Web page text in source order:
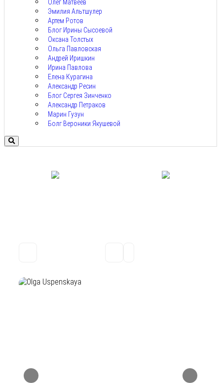
Олег Матвеев
Эмилия Альтшулер
Артем Ротов
Блог Ирины Сысоевой
Оксана Толстых
Ольга Павловская
Андрей Иришкин
Ирина Павлова
Елена Курагина
Александр Ресин
Блог Сергея Зинченко
Александр Петраков
Марин Гузун
Болг Вероники Якушевой